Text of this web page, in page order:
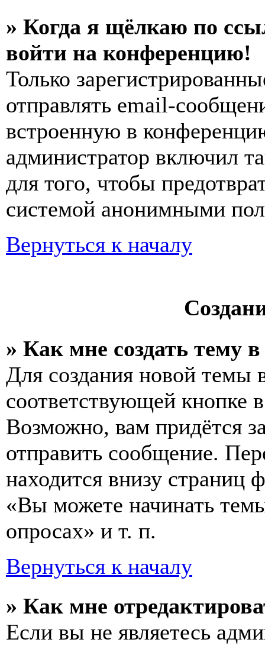
» Когда я щёлкаю по
войти на конференцию!
Только
отправлять email-
встроенную в
администратор включил
для того, чтобы
системой анонимными
Вернуться к началу
» Как мне создать тему
Для создания новой темы
соответствующей кнопке
Возможно, вам придётся
отправить сообщение.
находится внизу
«Вы можете начинать
опросах» и т. п.
Вернуться к началу
» Как мне
Если вы не являетесь